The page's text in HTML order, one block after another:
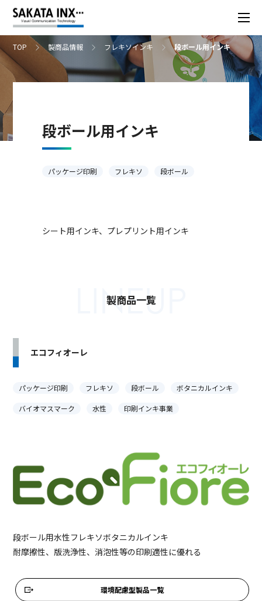
TOP 製商品情報 フレキソインキ 段ボール用インキ
段ボール用インキ
パッケージ印刷 フレキソ 段ボール
シート用インキ、プレプリント用インキ
LINEUP
製商品一覧
エコフィオーレ
パッケージ印刷 フレキソ 段ボール ボタニカルインキ
バイオマスマーク 水性 印刷インキ事業
段ボール用水性フレキソボタニカルインキ
耐摩擦性、版洗浄性、消泡性等の印刷適性に優れる
環境配慮型製品一覧